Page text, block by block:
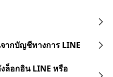
ากบัญชีทางการ LINE
ล็อกอิน LINE หรือ